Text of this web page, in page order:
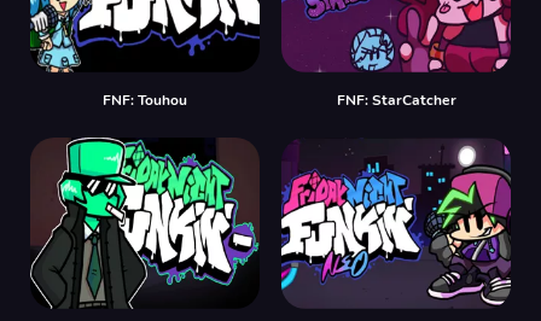
FNF: Touhou FNF: StarCatcher